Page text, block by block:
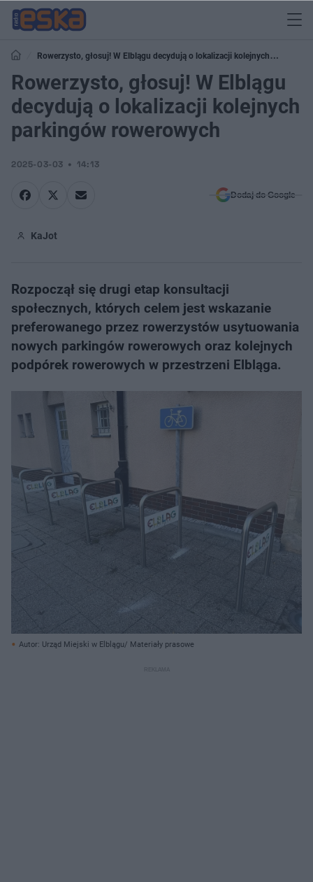
Rowerzysto, głosuj! W Elblągu decydują o lokalizacji kolejnych
parkingów rowerowych
Rowerzysto, głosuj! W Elblągu
decydują o lokalizacji kolejnych
parkingów rowerowych
2025-03-03 14:13
Dodaj do Google
KaJot
Rozpoczął się drugi etap konsultacji
społecznych, których celem jest wskazanie
preferowanego przez rowerzystów usytuowania
nowych parkingów rowerowych oraz kolejnych
podpórek rowerowych w przestrzeni Elbląga.
Autor: Urząd Miejski w Elblągu/ Materiały prasowe